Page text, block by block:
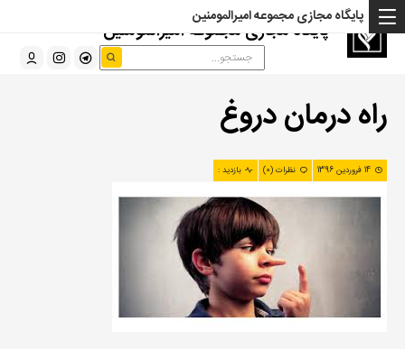
پایگاه مجازی مجموعه امیرالمومنین
پایگاه مجازی مجموعه امیرالمومنین
راه درمان دروغ
14 فروردین 1396 نظرات (0) بازدید :